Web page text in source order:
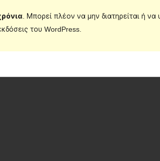
. Μπορεί πλέον να μην διατηρείται ή
του WordPress.